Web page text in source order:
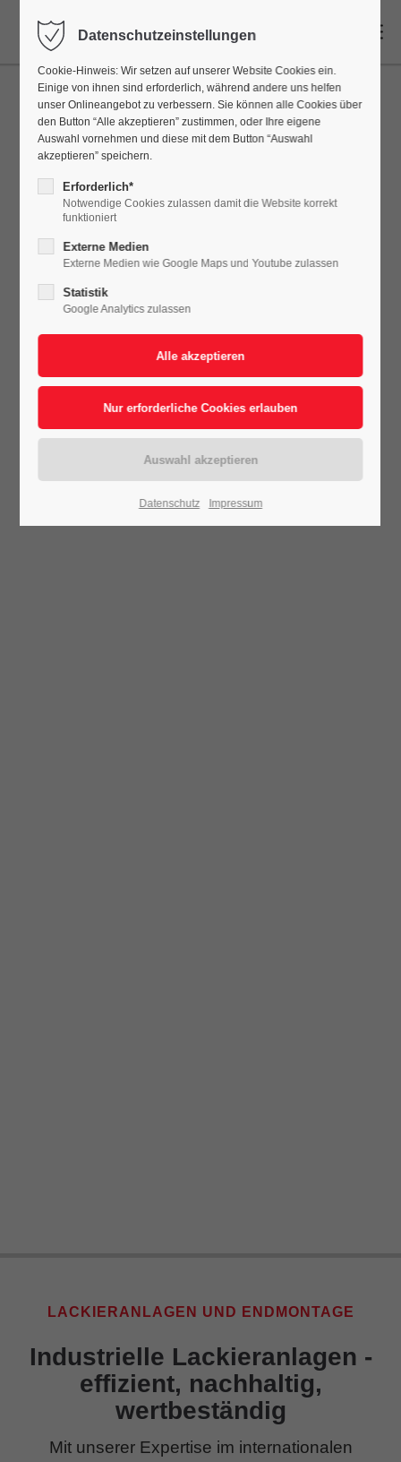
LACKIERANLAGEN UND ENDMONTAGE
Industrielle Lackieranlagen -
effizient, nachhaltig,
wertbeständig
Mit unserer Expertise im internationalen
Datenschutzeinstellungen
Cookie-Hinweis: Wir setzen auf unserer Website Cookies ein.
Einige von ihnen sind erforderlich, während andere uns helfen
unser Onlineangebot zu verbessern. Sie können alle Cookies über
den Button “Alle akzeptieren” zustimmen, oder Ihre eigene
Auswahl vornehmen und diese mit dem Button “Auswahl
akzeptieren” speichern.
Erforderlich*
Notwendige Cookies zulassen damit die Website korrekt
funktioniert
Externe Medien
Externe Medien wie Google Maps und Youtube zulassen
Statistik
Google Analytics zulassen
Datenschutz Impressum